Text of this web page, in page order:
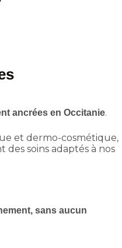
ancrées en Occitanie.
et dermo-cosmétique,
des soins adaptés à nos
sans aucun